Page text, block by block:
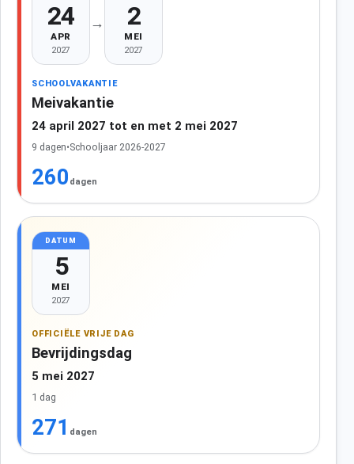
24
APR
2027
→ 2
MEI
2027
SCHOOLVAKANTIE
Meivakantie
24 april 2027 tot en met 2 mei 2027
9 dagen•Schooljaar 2026-2027
260 dagen
DATUM
5
MEI
2027
OFFICIËLE VRIJE DAG
Bevrijdingsdag
5 mei 2027
1 dag
271 dagen